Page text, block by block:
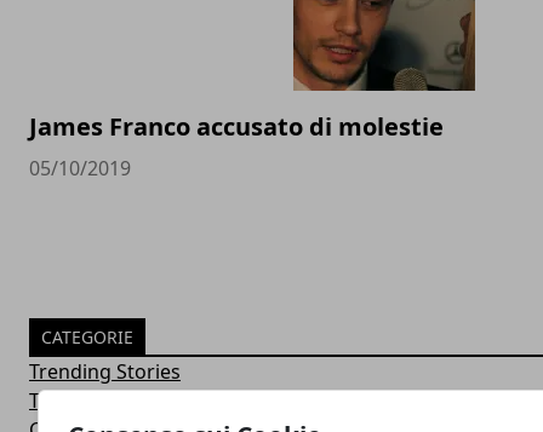
James Franco accusato di molestie
05/10/2019
CATEGORIE
Trending Stories
Tutto fa Spettacolo